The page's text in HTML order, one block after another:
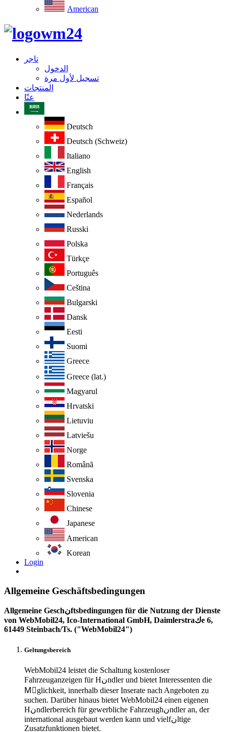
American
تاجر
الدخول
تسجيل لأول مرة
المنتجات
عنّا
Deutsch
Deutsch (Schweiz)
Italiano
English
Français
Español
Nederlands
Russki
Polska
Türkçe
Português
Ceština
Bulgarski
Dansk
Eesti
Suomi
Greece
Greece (lat.)
Magyarul
Hrvatski
Lietuviu
Latviešu
Norge
Românã
Svenska
Slovenia
Chinese
Japanese
American
Korean
Login
Allgemeine Geschäftsbedingungen
Allgemeine Geschنftsbedingungen für die Nutzung der Dienste
von WebMobil24, Ico-International GmbH, Daimlerstraكe 6,
61449 Steinbach/Ts. ("WebMobil24")
Geltungsbereich
WebMobil24 leistet die Schaltung kostenloser
Fahrzeuganzeigen für Hنndler und bietet Interessenten die
Mِglichkeit, innerhalb dieser Inserate nach Angeboten zu
suchen. Darüber hinaus bietet WebMobil24 einen eigenen
Hنndlerbereich für gewerbliche Fahrzeughنndler an, der
international ausgebaut werden kann und vielfنltige
Zusatzfunktionen bietet.